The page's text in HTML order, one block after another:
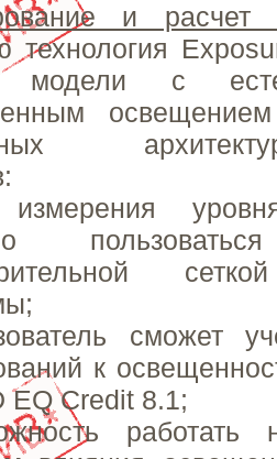
и расчет
модели с
сможет
к
EQ Credit 8.1;